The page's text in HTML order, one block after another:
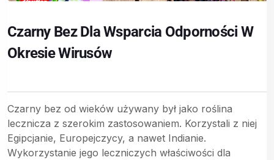
Czarny Bez Dla Wsparcia Odporności W
Okresie Wirusów
Czarny bez od wieków używany był jako roślina
lecznicza z szerokim zastosowaniem. Korzystali z niej
Egipcjanie, Europejczycy, a nawet Indianie.
Wykorzystanie jego leczniczych właściwości dla